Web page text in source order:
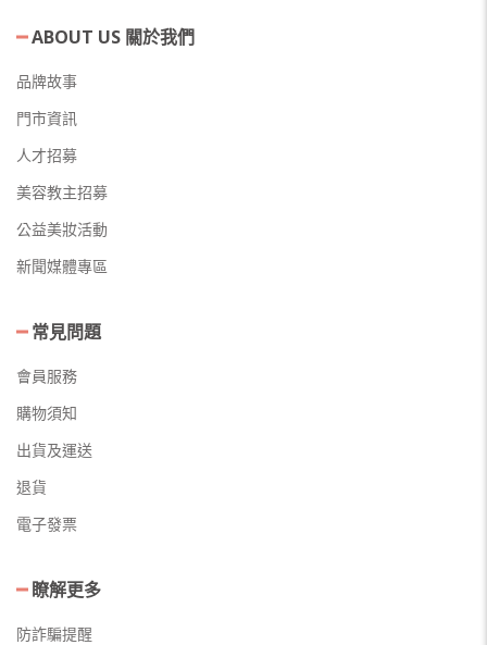
ABOUT US 關於我們
品牌故事
門市資訊
人才招募
美容教主招募
公益美妝活動
新聞媒體專區
常見問題
會員服務
購物須知
出貨及運送
退貨
電子發票
瞭解更多
防詐騙提醒